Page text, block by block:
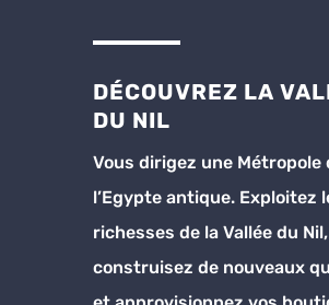
DÉCOUVREZ LA
DU NIL
Vous dirigez une Métropole
l’Egypte antique. Exploitez
richesses de la Vallée du Nil,
construisez de nouveaux